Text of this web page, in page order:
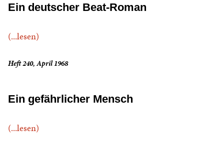
Ein deutscher Beat-Roman
(...lesen)
Heft 240, April 1968
Ein gefährlicher Mensch
(...lesen)